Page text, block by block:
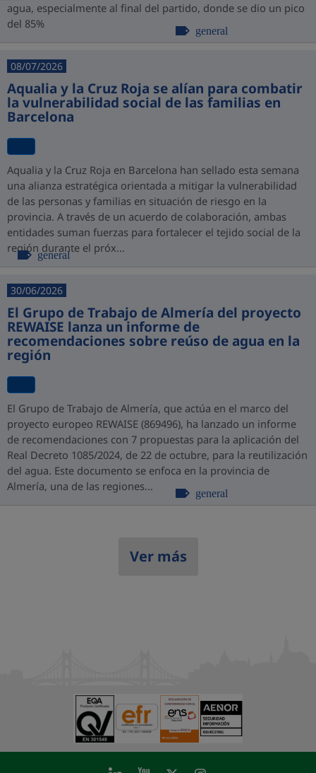
agua, especialmente al final del partido, donde se dio un pico
del 85%
general
08/07/2026
Aqualia y la Cruz Roja se alían para combatir
la vulnerabilidad social de las familias en
Barcelona
Aqualia y la Cruz Roja en Barcelona han sellado esta semana
una alianza estratégica orientada a mitigar la vulnerabilidad
de las personas y familias en situación de riesgo en la
provincia. A través de un acuerdo de colaboración, ambas
entidades suman fuerzas para fortalecer el tejido social de la
región durante el próx...
general
30/06/2026
El Grupo de Trabajo de Almería del proyecto
REWAISE lanza un informe de
recomendaciones sobre reúso de agua en la
región
El Grupo de Trabajo de Almería, que actúa en el marco del
proyecto europeo REWAISE (869496), ha lanzado un informe
de recomendaciones con 7 propuestas para la aplicación del
Real Decreto 1085/2024, de 22 de octubre, para la reutilización
del agua. Este documento se enfoca en la provincia de
Almería, una de las regiones...
general
Ver más